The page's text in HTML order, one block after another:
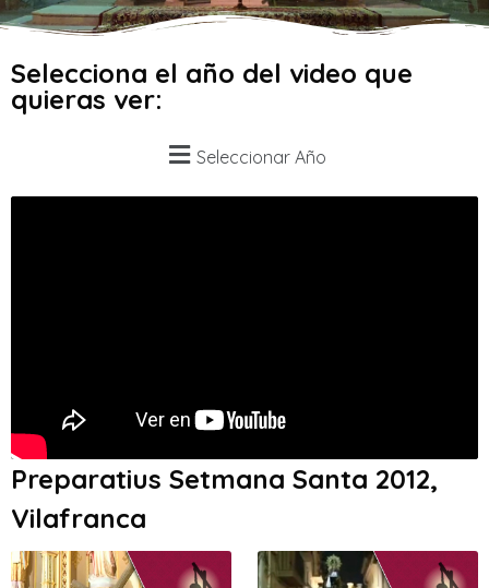
Selecciona el año del video que
quieras ver:
Seleccionar Año
Preparatius Setmana Santa 2012,
Vilafranca